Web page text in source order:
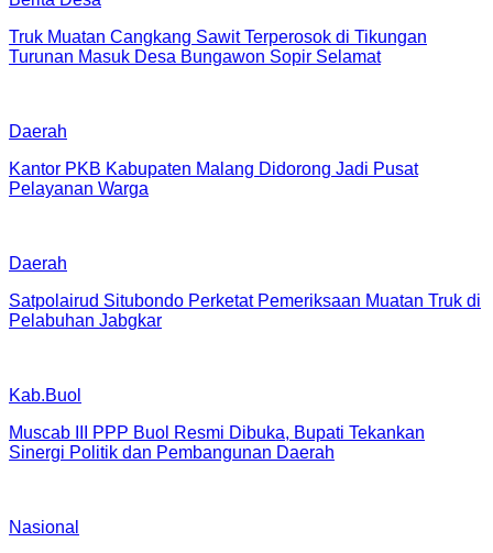
Truk Muatan Cangkang Sawit Terperosok di Tikungan
Turunan Masuk Desa Bungawon Sopir Selamat
Daerah
Kantor PKB Kabupaten Malang Didorong Jadi Pusat
Pelayanan Warga
Daerah
Satpolairud Situbondo Perketat Pemeriksaan Muatan Truk di
Pelabuhan Jabgkar
Kab.Buol
Muscab III PPP Buol Resmi Dibuka, Bupati Tekankan
Sinergi Politik dan Pembangunan Daerah
Nasional